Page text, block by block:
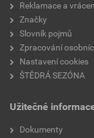
Reklamace a
Značky
Slovník pojmů
Zpracování
Nastavení cookies
ŠTĚDRÁ SEZÓNA
Užitečné
Dokumenty